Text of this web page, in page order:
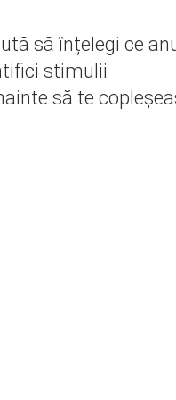
să înțelegi ce
stimulii
să te